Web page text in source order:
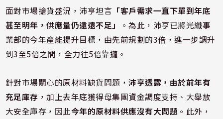
面對市場搶貨盛況，沛亨坦言 「客戶需求一直下單到年底
甚至明年，供應量仍遠遠不足」
。為此，沛亨已將光纖事
業部的今年產能提升目標，由先前規劃的3倍，進一步調升
到3至5倍之間，全力往5倍靠攏。
針對市場關心的原材料缺貨問題，沛亨透露，由於前年有
充足庫存 ，加上去年底獲得母集團資金調度支持、大舉放
大安全庫存，因此今年的原材料供應沒有大問題 。此外，